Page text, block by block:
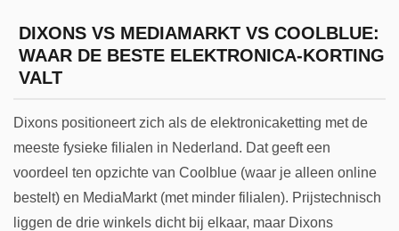
DIXONS VS MEDIAMARKT VS COOLBLUE:
WAAR DE BESTE ELEKTRONICA-KORTING
VALT
Dixons positioneert zich als de elektronicaketting met de
meeste fysieke filialen in Nederland. Dat geeft een
voordeel ten opzichte van Coolblue (waar je alleen online
bestelt) en MediaMarkt (met minder filialen). Prijstechnisch
liggen de drie winkels dicht bij elkaar, maar Dixons